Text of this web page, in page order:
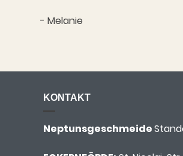
- Melanie
KONTAKT
Neptunsgeschmeide